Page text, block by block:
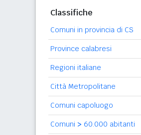
Classifiche
Comuni in provincia di CS
Province calabresi
Regioni italiane
Città Metropolitane
Comuni capoluogo
Comuni > 60.000 abitanti